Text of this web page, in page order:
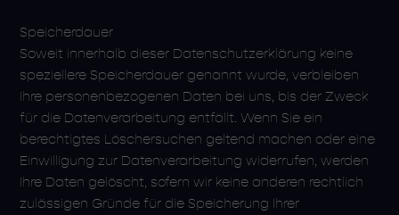
Speicherdauer
Soweit innerhalb dieser Datenschutzerklärung keine
speziellere Speicherdauer genannt wurde, verbleiben
Ihre personenbezogenen Daten bei uns, bis der Zweck
für die Datenverarbeitung entfällt. Wenn Sie ein
berechtigtes Löschersuchen geltend machen oder eine
Einwilligung zur Datenverarbeitung widerrufen, werden
Ihre Daten gelöscht, sofern wir keine anderen rechtlich
zulässigen Gründe für die Speicherung Ihrer